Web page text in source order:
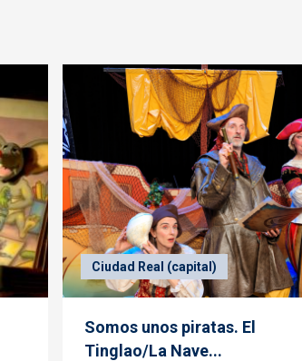
Ciudad Real (capital)
Somos unos piratas. El
Tinglao/La Nave...